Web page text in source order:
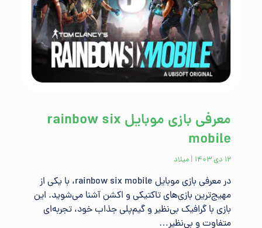
معرفی بازی موبایل rainbow six
mobile
۱۲ دی ۱۴۰۳ | میلاد
در معرفی بازی موبایل rainbow six mobile، با یکی از
مهیج‌ترین بازی‌های تاکتیکی و اکشن آشنا می‌شوید. این
بازی با گرافیک بی‌نظیر و گیم‌پلی جذاب خود، تجربه‌ای
متفاوت و بی‌نظیر…